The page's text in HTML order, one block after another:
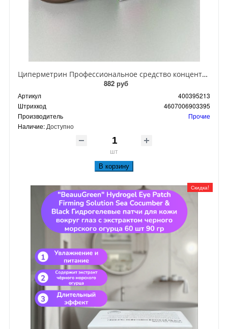
Циперметрин Профессиональное средство концентрат эмульсии 25% для уничтожения тараканов, мух,комаров, блох, клопов, муравьев, ос 50 мл
882 руб
Артикул
400395213
Штрихкод
4607006903395
Производитель
Прочие
Наличие: Доступно
шт
В корзину
Скидка!